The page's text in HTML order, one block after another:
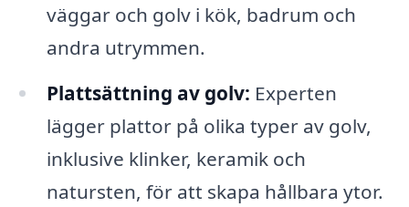
väggar och golv i kök, badrum och
andra utrymmen.
Plattsättning av golv: Experten
lägger plattor på olika typer av golv,
inklusive klinker, keramik och
natursten, för att skapa hållbara ytor.